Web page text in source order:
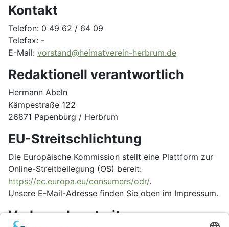
Kontakt
Telefon: 0 49 62 / 64 09
Telefax: -
E-Mail: vorstand@heimatverein-herbrum.de
Redaktionell verantwortlich
Hermann Abeln
Kämpestraße 122
26871 Papenburg / Herbrum
EU-Streitschlichtung
Die Europäische Kommission stellt eine Plattform zur
Online-Streitbeilegung (OS) bereit:
https://ec.europa.eu/consumers/odr/.
Unsere E-Mail-Adresse finden Sie oben im Impressum.
Verbraucher­streit­